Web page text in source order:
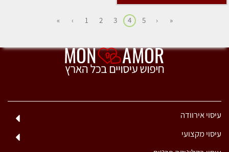
«
‹
5
4
3
2
1
›
»
עיסוי אירוודה
עיסוי מקצועי